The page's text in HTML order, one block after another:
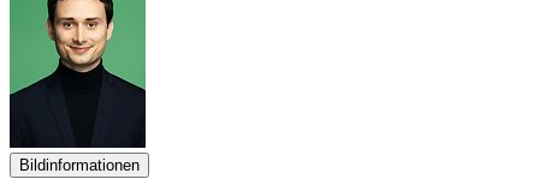
Bildinformationen